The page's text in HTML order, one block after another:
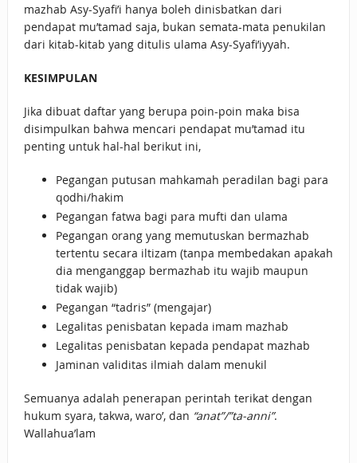
mazhab Asy-Syafi’i hanya boleh dinisbatkan dari
pendapat mu’tamad saja, bukan semata-mata penukilan
dari kitab-kitab yang ditulis ulama Asy-Syafi’iyyah.
KESIMPULAN
Jika dibuat daftar yang berupa poin-poin maka bisa
disimpulkan bahwa mencari pendapat mu’tamad itu
penting untuk hal-hal berikut ini,
Pegangan putusan mahkamah peradilan bagi para
qodhi/hakim
Pegangan fatwa bagi para mufti dan ulama
Pegangan orang yang memutuskan bermazhab
tertentu secara iltizam (tanpa membedakan apakah
dia menganggap bermazhab itu wajib maupun
tidak wajib)
Pegangan “tadris” (mengajar)
Legalitas penisbatan kepada imam mazhab
Legalitas penisbatan kepada pendapat mazhab
Jaminan validitas ilmiah dalam menukil
Semuanya adalah penerapan perintah terikat dengan
hukum syara, takwa, waro’, dan “anat”/”ta-anni”.
Wallahua’lam